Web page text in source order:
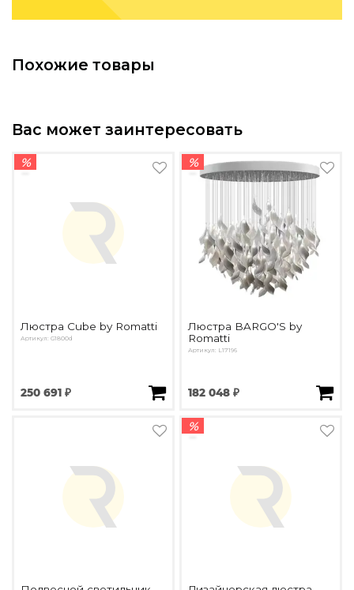
Похожие товары
Вас может заинтересовать
%
Люстра Cube by Romatti
Артикул: G1800d
250 691 ₽
%
Люстра BARGO'S by
Romatti
Артикул: L17196
182 048 ₽
%